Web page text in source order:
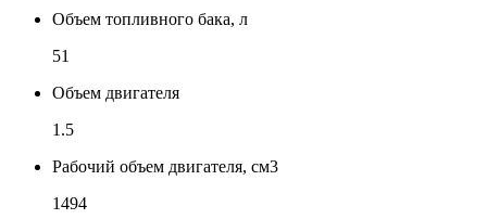
Объем топливного бака, л
51
Объем двигателя
1.5
Рабочий объем двигателя, см3
1494